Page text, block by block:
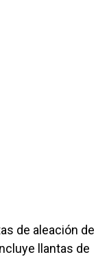
de aleación de
llantas de